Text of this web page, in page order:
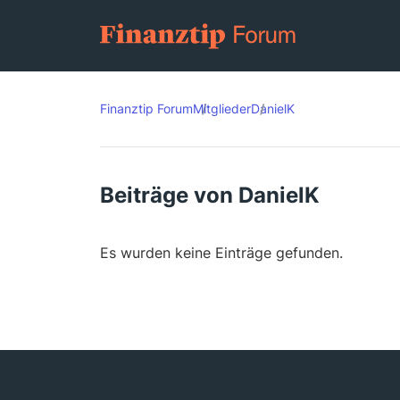
Finanztip ForumMitgliederDanielK
Beiträge von DanielK
Es wurden keine Einträge gefunden.